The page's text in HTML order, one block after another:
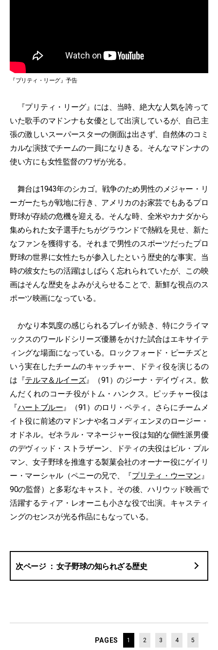
『プリティ・リーグ』予告
『プリティ・リーグ』には、当時、絶大な人気を誇って
いた歌手のマドンナも女優として出演しているが、自己主
張の激しいスーパースターの側面は出さず、自然体のコミ
カルな演技でチームの一員になりきる。そんなマドンナの
使い方にも女性監督のワザが光る。
舞台は1943年のシカゴ。戦争のため男性のメジャー・リ
ーガーたちが戦地に行き、アメリカのお家芸でもあるプロ
野球が存続の危機を迎える。そんな時、全米やカナダから
集められた女子選手たちがグラウンドで熱戦を見せ、新た
なファンを獲得する。それまで男性のスポーツだったプロ
野球の世界に女性たちが参入したという歴史的な事実。当
時の彼女たちの活躍はしばらく忘れられていたが、この映
画はそんな歴史をよみがえらせることで、新鮮な視点のス
ポーツ映画になっている。
かなり本気度の感じられるプレイが続き、特にクライマ
ックスのワールドシリーズ優勝をかけた試合はエキサイテ
ィングな場面になっている。ロックフォード・ピーチズと
いう実在したチームのキャッチャー、ドティ役を演じるの
は『テルマ＆ルイーズ』（91）のジーナ・デイヴィス。飲
んだくれのコーチ役がトム・ハンクス。ピッチャー役は
『ハートブルー 』（91）のロリ・ペティ。さらにチームメ
イト役に前述のマドンナや名コメディエンヌのロージー・
オドネル。ゼネラル・マネージャー役は知的な個性派男優
のデヴィッド・ストラザーン、ドティの夫役はビル・プル
マン、女子野球を推進する製菓会社のオーナー役にゲイリ
ー・マーシャル（ペニーの兄で、『プリティ・ウーマン 』
90の監督）と多彩なキャスト。その後、ハリウッド映画で
活躍するティア・レオーニも小さな役で出演。キャスティ
ングのセンスが光る作品にもなっている。
女子野球の知られざる歴史
PAGES 1 2 3 4 5